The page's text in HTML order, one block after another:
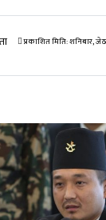
प्रकाशित मिति:शनिबार,